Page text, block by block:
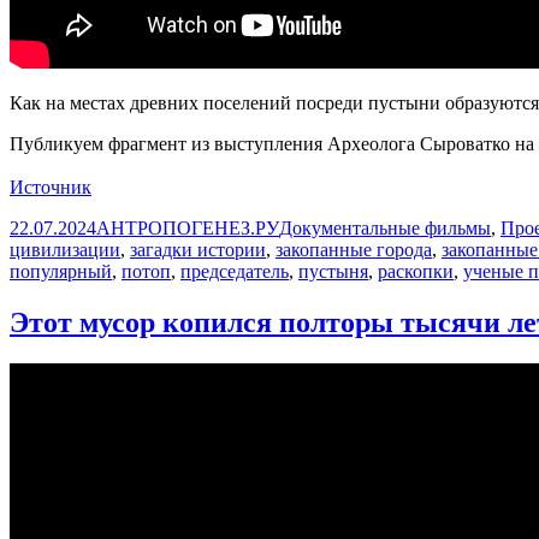
Как на местах древних поселений посреди пустыни
Публикуем фрагмент из выступления Археолога Сыроватко
Источник
Опубликовано
22.07.2024Автор
АНТРОПОГЕНЕЗ.РУРубрики
Документальные фильмы,
цивилизации, загадки истории, закопанные города,
популярный, потоп, председатель, пустыня, раскопки, ученые
Этот мусор копился полторы тысячи